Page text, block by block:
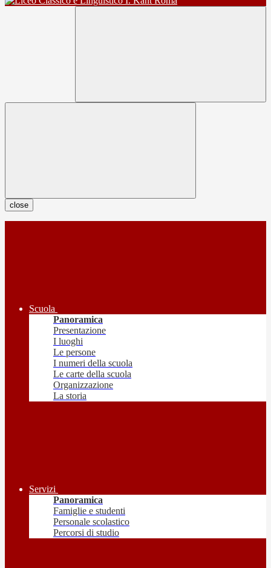
close
Scuola
Panoramica
Presentazione
I luoghi
Le persone
I numeri della scuola
Le carte della scuola
Organizzazione
La storia
Servizi
Panoramica
Famiglie e studenti
Personale scolastico
Percorsi di studio